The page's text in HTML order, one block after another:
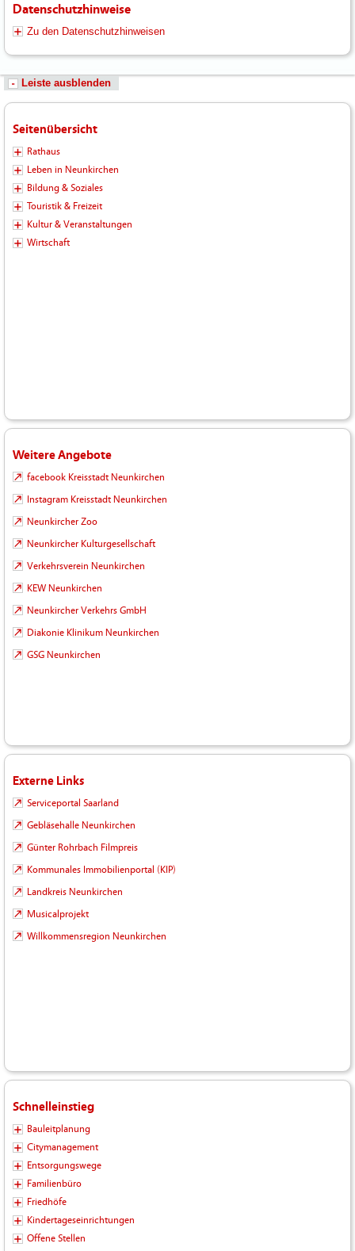
Datenschutzhinweise
Zu den Datenschutzhinweisen
Leiste ausblenden
Seitenübersicht
Rathaus
Leben in Neunkirchen
Bildung & Soziales
Touristik & Freizeit
Kultur & Veranstaltungen
Wirtschaft
Weitere Angebote
facebook Kreisstadt Neunkirchen
Instagram Kreisstadt Neunkirchen
Neunkircher Zoo
Neunkircher Kulturgesellschaft
Verkehrsverein Neunkirchen
KEW Neunkirchen
Neunkircher Verkehrs GmbH
Diakonie Klinikum Neunkirchen
GSG Neunkirchen
Externe Links
Serviceportal Saarland
Gebläsehalle Neunkirchen
Günter Rohrbach Filmpreis
Kommunales Immobilienportal (KIP)
Landkreis Neunkirchen
Musicalprojekt
Willkommensregion Neunkirchen
Schnelleinstieg
Bauleitplanung
Citymanagement
Entsorgungswege
Familienbüro
Friedhöfe
Kindertageseinrichtungen
Offene Stellen